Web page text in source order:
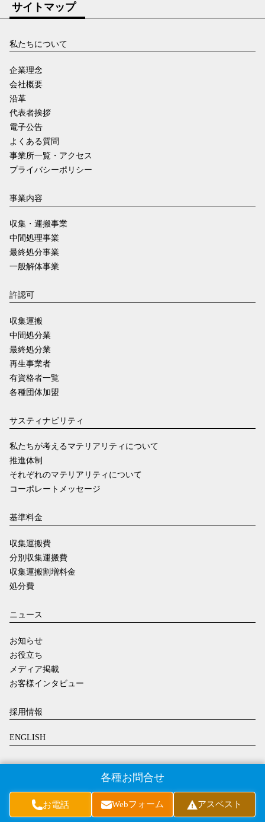
サイトマップ
私たちについて
企業理念
会社概要
沿革
代表者挨拶
電子公告
よくある質問
事業所一覧・アクセス
プライバシーポリシー
事業内容
収集・運搬事業
中間処理事業
最終処分事業
一般解体事業
許認可
収集運搬
中間処分業
最終処分業
再生事業者
有資格者一覧
各種団体加盟
サスティナビリティ
私たちが考えるマテリアリティについて
推進体制
それぞれのマテリアリティについて
コーポレートメッセージ
基準料金
収集運搬費
分別収集運搬費
収集運搬割増料金
処分費
ニュース
お知らせ
お役立ち
メディア掲載
お客様インタビュー
採用情報
ENGLISH
本社及び支店所在地
各種お問合せ
お電話 Webフォーム アスベスト